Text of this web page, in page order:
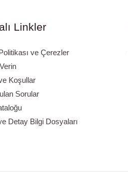
Linkler
ve Çerezler
Koşullar
Sorular
Detay Bilgi Dosyaları